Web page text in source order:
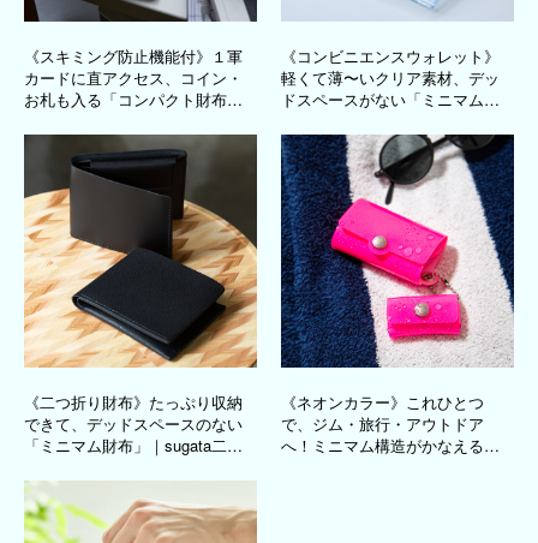
《スキミング防止機能付》１軍
カードに直アクセス、コイン・
お札も入る「コンパクト財布」
《コンビニエンスウォレット》
軽くて薄〜いクリア素材、デッ
ドスペースがない「ミニマム財
《二つ折り財布》たっぷり収納
できて、デッドスペースのない
「ミニマム財布」｜sugata二つ
《ネオンカラー》これひとつ
で、ジム・旅行・アウトドア
へ！ミニマム構造がかなえる、